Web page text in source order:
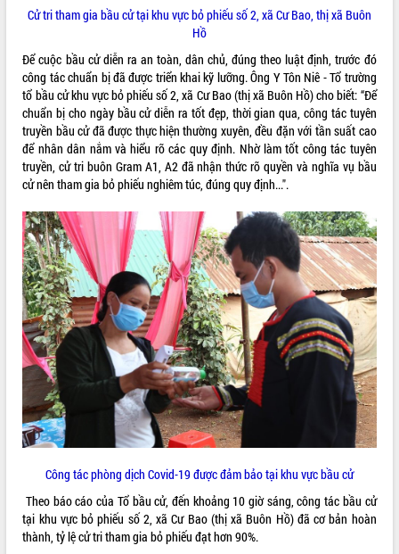
tỉnh khóa XI quyết nghị nhiều nội dung
Bí thư Tỉnh ủy Lương Nguyễn Minh
Triết thăm, tặng quà người có công với
cách mạng
Rà soát, hoàn thiện hệ thống thiết chế
văn hóa, thể thao đáp ứng yêu cầu
phát triển mới
Thường trực HĐND tỉnh Đắk Lắk gặp
mặt Đoàn chuyên gia y tế TP. Hồ Chí
Minh
Lễ truy điệu và an táng hài cốt liệt sĩ
tại Nghĩa trang Liệt sĩ xã Sơn Hòa
Bàn giải pháp tháo gỡ khó khăn trong
xuất khẩu sầu riêng và triển khai quy
định EUDR
Thứ trưởng Bộ Nông nghiệp và Môi
trường Nguyễn Hoàng Hiệp khảo sát
vùng trồng và doanh nghiệp đóng gói
sầu riêng tại Đắk Lắk
Trình diễn nghệ thuật chế biến các
món ăn từ sầu riêng
Đắk Lắk công bố Quy hoạch và xúc
Ngành cá ngừ Đắk Lắk chủ động thích
ứng để giữ vững thị trường xuất khẩu
Diễn đàn Kinh tế tư nhân Việt Nam đột
phá cơ chế - Hợp tác công tư
LIÊN KẾT WEB
THỐNG KÊ TRUY CẬP
Hôm nay: 18170
Tất cả: 66030910
Cử tri tham gia bầu cử tại khu vực bỏ phiếu số 2, xã Cư Bao, thị xã Buôn
Hồ
Để cuộc bầu cử diễn ra an toàn, dân chủ, đúng theo luật định, trước đó
công tác chuẩn bị đã được triển khai kỹ lưỡng. Ông Y Tôn Niê - Tổ trường
tổ bầu cử khu vực bỏ phiếu số 2, xã Cư Bao (thị xã Buôn Hồ) cho biết: “Để
chuẩn bị cho ngày bầu cử diễn ra tốt đẹp, thời gian qua, công tác tuyên
truyền bầu cử đã được thực hiện thường xuyên, đều đặn với tần suất cao
để nhân dân nắm và hiểu rõ các quy định. Nhờ làm tốt công tác tuyên
truyền, cử tri buôn Gram A1, A2 đã nhận thức rõ quyền và nghĩa vụ bầu
cử nên tham gia bỏ phiếu nghiêm túc, đúng quy định...".
Công tác phòng dịch Covid-19 được đảm bảo tại khu vực bầu cử
Theo báo cáo của Tổ bầu cử, đến khoảng 10 giờ sáng, công tác bầu cử
tại khu vực bỏ phiếu số 2, xã Cư Bao (thị xã Buôn Hồ) đã cơ bản hoàn
thành, tỷ lệ cử tri tham gia bỏ phiếu đạt hơn 90%.